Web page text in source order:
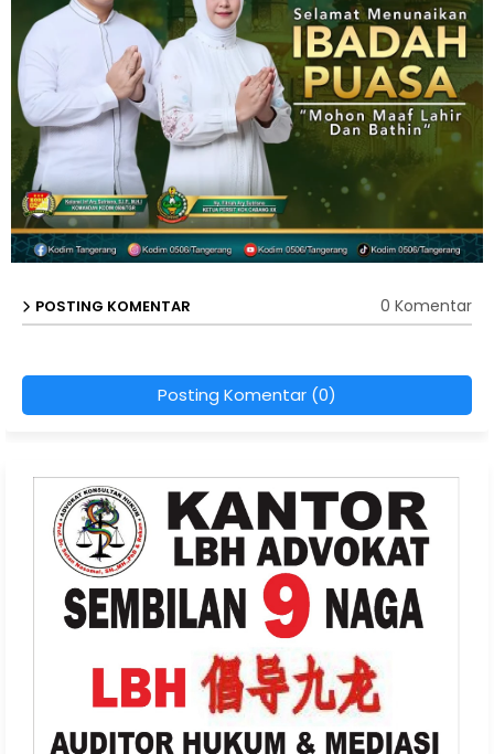
POSTING KOMENTAR 0 Komentar
Posting Komentar (0)